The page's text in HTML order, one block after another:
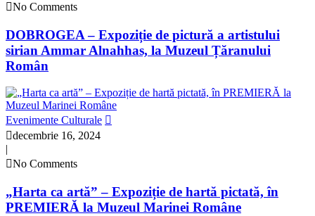
No Comments
DOBROGEA – Expoziție de pictură a artistului
sirian Ammar Alnahhas, la Muzeul Țăranului
Român
Evenimente Culturale
decembrie 16, 2024
|
No Comments
„Harta ca artă” – Expoziție de hartă pictată, în
PREMIERĂ la Muzeul Marinei Române